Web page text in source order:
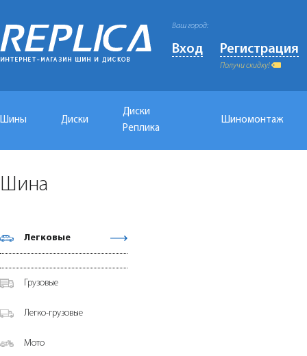
Ваш город:
Вход Регистрация
Получи скидку!
Шины Диски
Диски
Реплика
Шиномонтаж
Шина
Легковые
Грузовые
Легко-грузовые
Мото